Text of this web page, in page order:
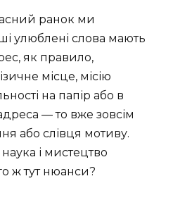
ранок ми
улюблені слова мають
як правило,
місце, місію
на папір або в
— то вже зовсім
або слівця мотиву.
і мистецтво
ж тут нюанси?